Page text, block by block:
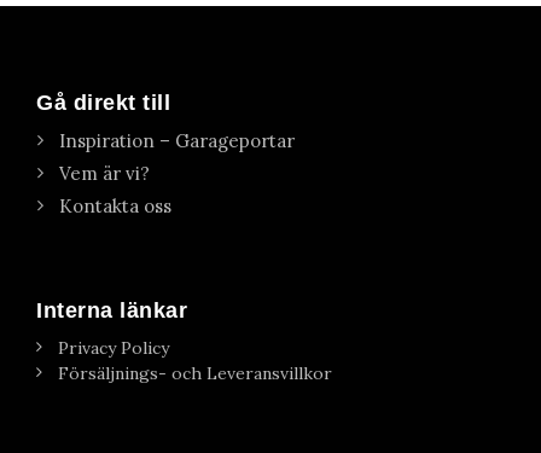
Gå direkt till
Inspiration – Garageportar
Vem är vi?
Kontakta oss
Interna länkar
Privacy Policy
Försäljnings- och Leveransvillkor